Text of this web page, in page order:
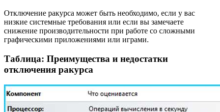
Отключение ракурса может быть необходимо, если у вас
низкие системные требования или если вы замечаете
снижение производительности при работе со сложными
графическими приложениями или играми.
Таблица: Преимущества и недостатки
отключения ракурса